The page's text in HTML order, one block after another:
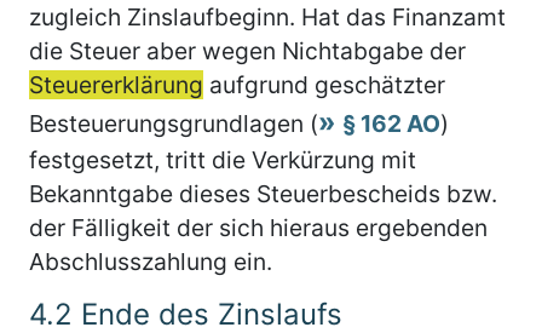
zugleich Zinslaufbeginn. Hat das Finanzamt
die Steuer aber wegen Nichtabgabe der
Steuererklärung aufgrund geschätzter
Besteuerungsgrundlagen (
§ 162 AO)
festgesetzt, tritt die Verkürzung mit
Bekanntgabe dieses Steuerbescheids bzw.
der Fälligkeit der sich hieraus ergebenden
Abschlusszahlung ein.
4.2 Ende des Zinslaufs